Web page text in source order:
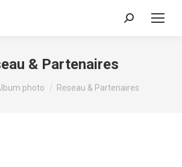
Recherche
& Partenaires
: photo Reseau & Partenaires